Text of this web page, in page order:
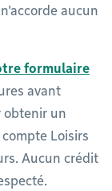
aucun
formulaire
avant
obtenir un
Loisirs
Aucun crédit